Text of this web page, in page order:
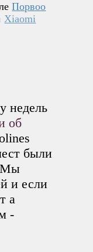
Порвоо
Xiaomi
недель
об
были
Мы
и если
а
-